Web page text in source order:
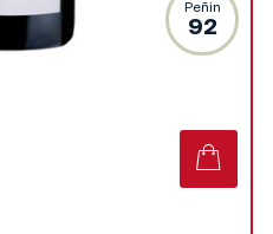
Peñin
92